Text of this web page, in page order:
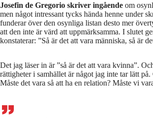
Josefin de Gregorio skriver ingående om
men något intressant tycks hända henne under
funderar över den osynliga listan desto mer
att den inte är värd att uppmärksamma. I slutet
konstaterar: ”Så är det att vara människa, så är
Det jag läser in är ”så är det att vara kvinna”.
rättigheter i samhället är något jag inte tar lätt
Måste det vara så att ha en relation? Måste vi